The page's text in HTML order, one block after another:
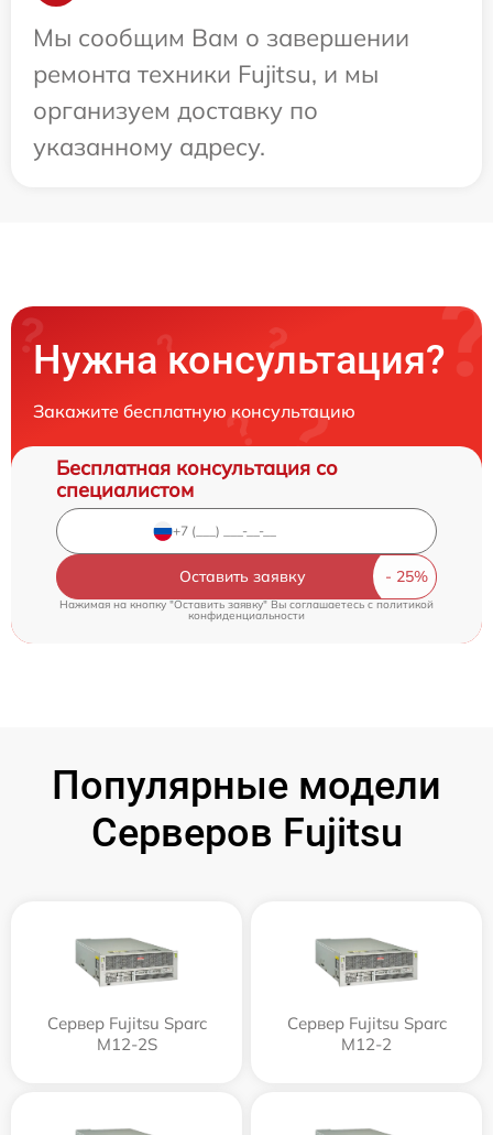
Мы сообщим Вам о завершении
ремонта техники Fujitsu, и мы
организуем доставку по
указанному адресу.
Нужна консультация?
Закажите бесплатную консультацию
Бесплатная консультация со
специалистом
Оставить заявку
Нажимая на кнопку "Оставить заявку" Вы соглашаетесь cполитикой
конфиденциальности
Популярные модели
Серверов Fujitsu
Сервер Fujitsu Sparc
M12-2S
Сервер Fujitsu Sparc
M12-2